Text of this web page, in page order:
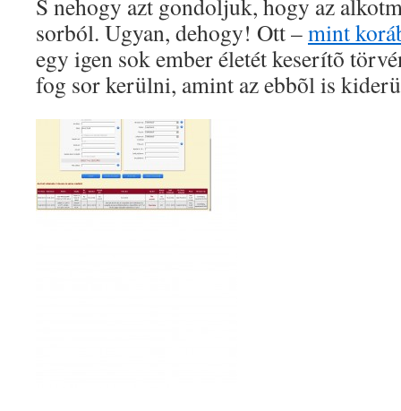
S nehogy azt gondoljuk, hogy az
sorból. Ugyan, dehogy! Ott –mint
egy igen sok ember életét keserítõ
fog sor kerülni, amint az ebbõl is